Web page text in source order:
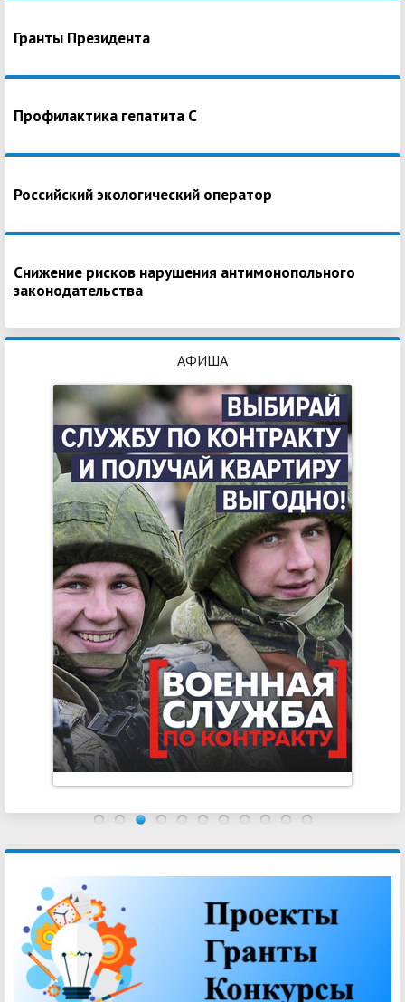
Гранты Президента
Профилактика гепатита С
Российский экологический оператор
Снижение рисков нарушения антимонопольного
законодательства
АФИША